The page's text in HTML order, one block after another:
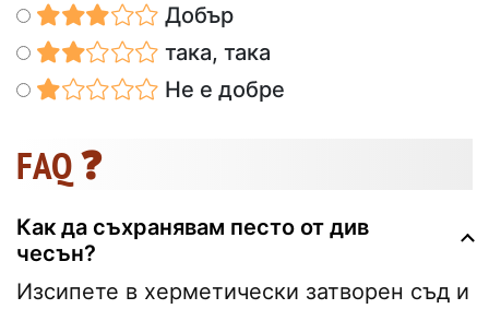
Добър
така, така
Не е добре
FAQ ❓
Как да съхранявам песто от див
чесън?
Изсипете в херметически затворен съд и